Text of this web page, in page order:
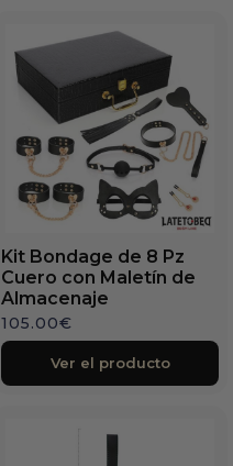
Kit Bondage de 8 Pz
Cuero con Maletín de
Almacenaje
105.00€
Ver el producto